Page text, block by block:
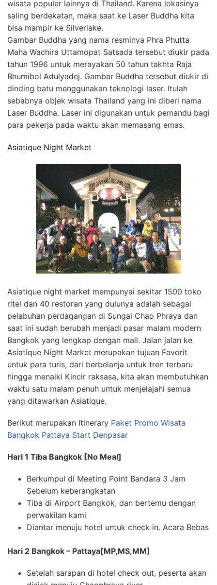
wisata populer lainnya di Thailand. Karena lokasinya
saling berdekatan, maka saat ke Laser Buddha kita
bisa mampir ke Silverlake.
Gambar Buddha yang nama resminya Phra Phutta
Maha Wachira Uttamopat Satsada tersebut diukir pada
tahun 1996 untuk merayakan 50 tahun takhta Raja
Bhumibol Adulyadej. Gambar Buddha tersebut diukir di
dinding batu menggunakan teknologi laser. Itulah
sebabnya objek wisata Thailand yang ini diberi nama
Laser Buddha. Laser ini digunakan untuk pemandu bagi
para pekerja pada waktu akan memasang emas.
Asiatique Night Market
Asiatique night market mempunyai sekitar 1500 toko
ritel dan 40 restoran yang dulunya adalah sebagai
pelabuhan perdagangan di Sungai Chao Phraya dan
saat ini sudah berubah menjadi pasar malam modern
Bangkok yang lengkap dengan mall. Jalan jalan ke
Asiatique Night Market merupakan tujuan Favorit
untuk para turis, dari berbelanja untuk tren terbaru
hingga menaiki Kincir raksasa, kita akan membutuhkan
waktu satu malam penuh untuk menjelajahi semua
yang ditawarkan Asiatique.
Berikut merupakan Itinerary Paket Promo Wisata
Bangkok Pattaya Start Denpasar
Hari 1 Tiba Bangkok [No Meal]
Berkumpul di Meeting Point Bandara 3 Jam
Sebelum keberangkatan
Tiba di Airport Bangkok, dan bertemu dengan
perwakilan kami
Diantar menuju hotel untuk check in. Acara Bebas
Hari 2 Bangkok – Pattaya[MP,MS,MM]
Setelah sarapan di hotel check out, peserta akan